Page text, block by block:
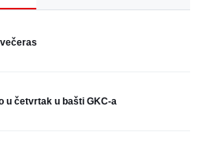
u četvrtak u bašti GKC-a